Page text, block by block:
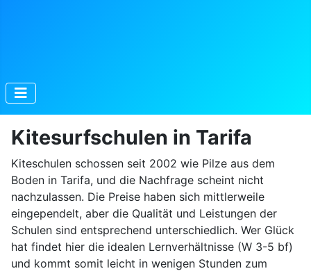
Kitesurfschulen in Tarifa
Kiteschulen schossen seit 2002 wie Pilze aus dem
Boden in Tarifa, und die Nachfrage scheint nicht
nachzulassen. Die Preise haben sich mittlerweile
eingependelt, aber die Qualität und Leistungen der
Schulen sind entsprechend unterschiedlich. Wer Glück
hat findet hier die idealen Lernverhältnisse (W 3-5 bf)
und kommt somit leicht in wenigen Stunden zum